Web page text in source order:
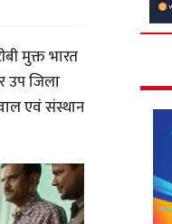
मुक्त भारत
उप जिला
एवं संस्थान